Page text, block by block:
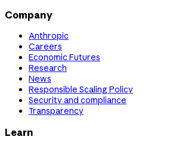
Company
Anthropic
Careers
Economic Futures
Research
News
Responsible Scaling Policy
Security and compliance
Transparency
Learn